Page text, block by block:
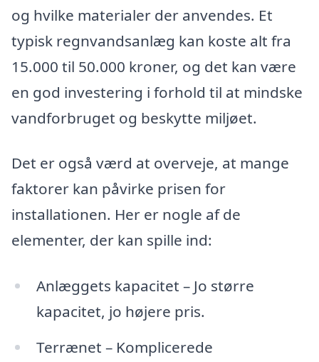
og hvilke materialer der anvendes. Et
typisk regnvandsanlæg kan koste alt fra
15.000 til 50.000 kroner, og det kan være
en god investering i forhold til at mindske
vandforbruget og beskytte miljøet.
Det er også værd at overveje, at mange
faktorer kan påvirke prisen for
installationen. Her er nogle af de
elementer, der kan spille ind:
Anlæggets kapacitet – Jo større
kapacitet, jo højere pris.
Terrænet – Komplicerede